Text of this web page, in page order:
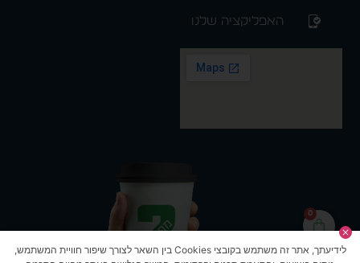
0
האפליקציה שלנו
לידיעתך, אתר זה משתמש בקובצי Cookies בין השאר לצורך שיפור חוויית המשתמש,